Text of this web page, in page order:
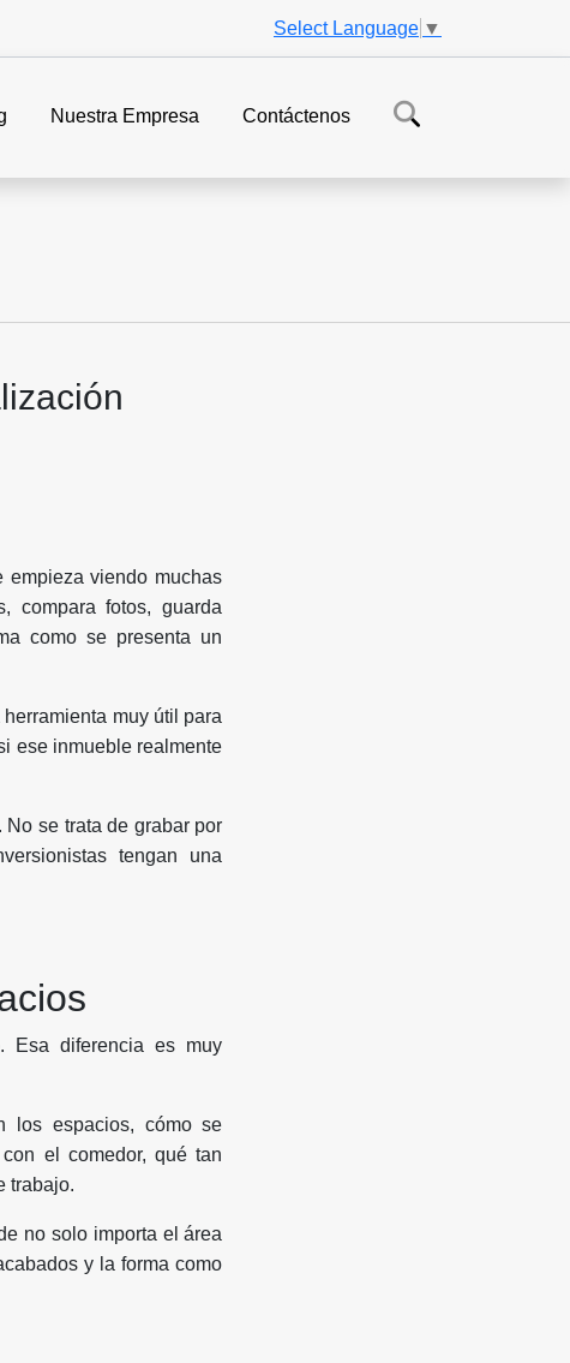
Select Language ▼
Nuestra Empresa Contáctenos
empieza viendo muchas
compara fotos, guarda
como se presenta un
muy útil para
ese inmueble realmente
se trata de grabar por
tengan una
Esa diferencia es muy
los espacios, cómo se
el comedor, qué tan
trabajo.
no solo importa el área
y la forma como